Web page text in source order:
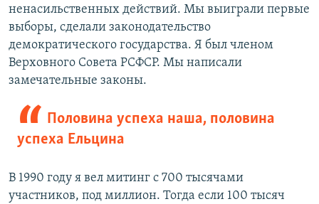
ненасильственных действий. Мы выиграли первые
выборы, сделали законодательство
демократического государства. Я был членом
Верховного Совета РСФСР. Мы написали
замечательные законы.
Половина успеха наша, половина
успеха Ельцина
В 1990 году я вел митинг с 700 тысячами
участников, под миллион. Тогда если 100 тысяч